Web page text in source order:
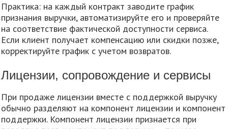
Практика: на каждый контракт заводите график
признания выручки, автоматизируйте его и проверяйте
на соответствие фактической доступности сервиса.
Если клиент получает компенсацию или скидки позже,
корректируйте график с учетом возвратов.
Лицензии, сопровождение и сервисы
При продаже лицензии вместе с поддержкой выручку
обычно разделяют на компонент лицензии и компонент
поддержки. Компонент лицензии признается при